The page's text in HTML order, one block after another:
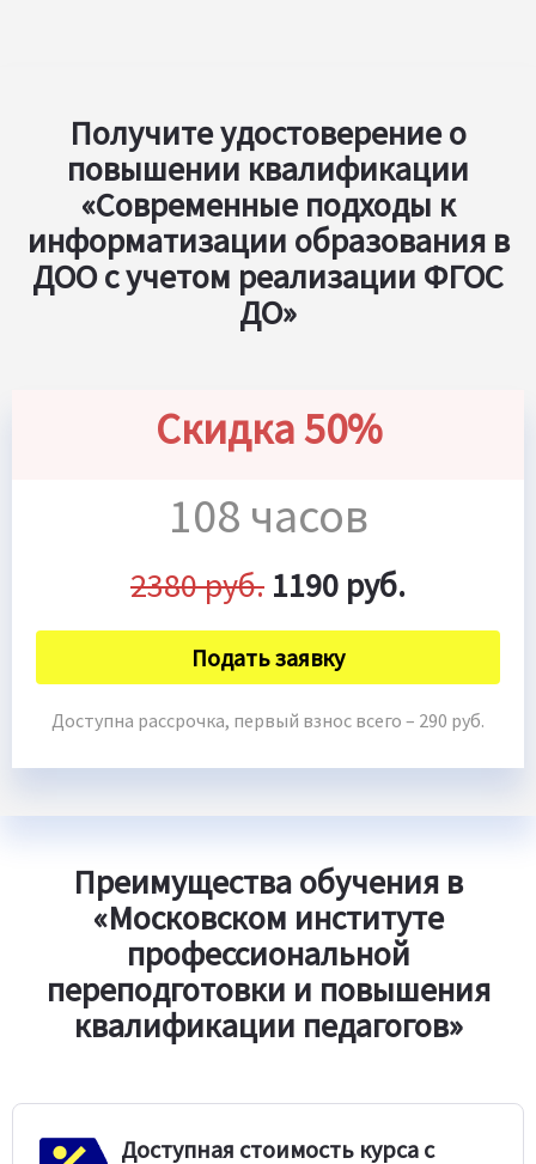
Получите удостоверение о
повышении квалификации
«Современные подходы к
информатизации образования в
ДОО с учетом реализации ФГОС
ДО»
Скидка 50%
108 часов
2380 руб. 1190 руб.
Подать заявку
Доступна рассрочка, первый взнос всего – 290 руб.
Преимущества обучения в
«Московском институте
профессиональной
переподготовки и повышения
квалификации педагогов»
Доступная стоимость курса с